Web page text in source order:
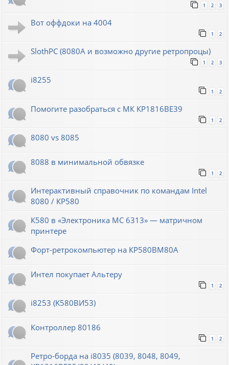
1 2 3
Вот оффдоки на 4004
1 2
SlothPC (8080A и возможно другие ретропроцы)
1 2 3
i8255
1 2
Помогите разобраться с МК КР1816ВЕ39
1 2
8080 vs 8085
8088 в минимальной обвязке
1 2
Интерактивный справочник по командам Intel
8080 / КР580
К580 в «Электроника МС 6313» — матричном
принтере
Форт-ретрокомпьютер на КР580ВМ80А
Интел покупает Альтеру
1 2
i8253 (K580ВИ53)
Контроллер 80186
1 2
Ретро-борда на i8035 (8039, 8048, 8049,